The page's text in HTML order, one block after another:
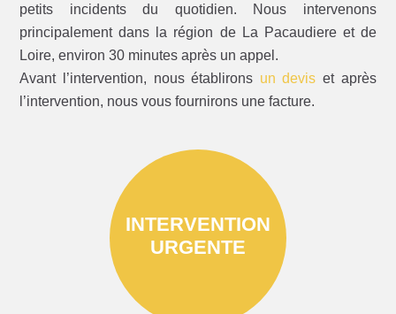
petits incidents du quotidien. Nous intervenons
principalement dans la région de La Pacaudiere et de
Loire, environ 30 minutes après un appel.
Avant l’intervention, nous établirons un devis et après
l’intervention, nous vous fournirons une facture.
INTERVENTION
URGENTE